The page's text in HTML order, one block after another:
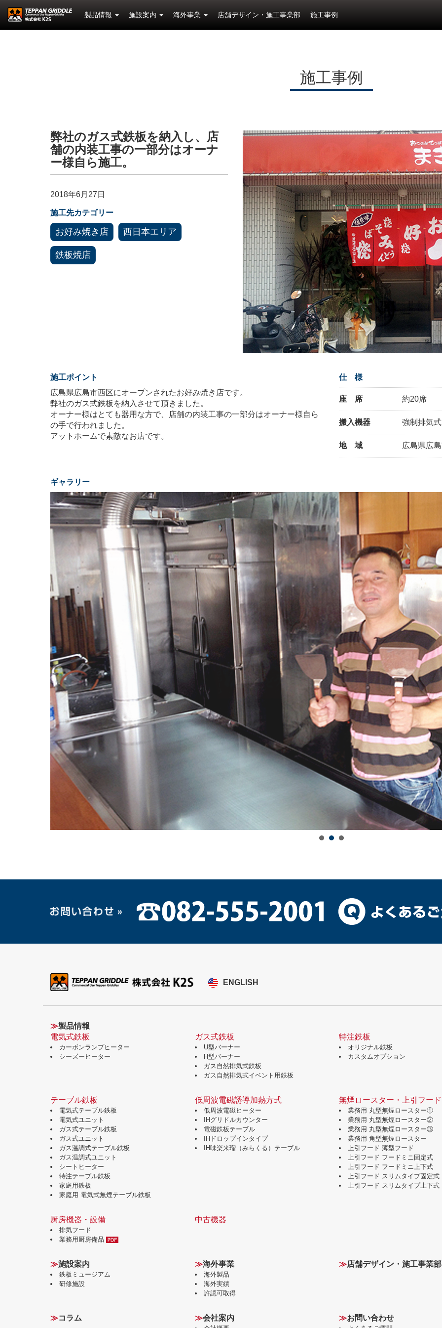
製品情報 施設案内 海外事業 店舗デザイン・施工事業部 施工事例
施工事例
弊社のガス式鉄板を納入し、店
舗の内装工事の一部分はオーナ
ー様自ら施工。
2018年6月27日
施工先カテゴリー
お好み焼き店 西日本エリア
鉄板焼店
施工ポイント
広島県広島市西区にオープンされたお好み焼き店です。
弊社のガス式鉄板を納入させて頂きました。
オーナー様はとても器用な方で、店舗の内装工事の一部分はオーナー様自ら
の手で行われました。
アットホームで素敵なお店です。
仕 様
座 席 約20席
搬入機器 強制排気
地 域 広島県広
ギャラリー
ENGLISH
≫製品情報
電気式鉄板
カーボンランプヒーター
シーズーヒーター
ガス式鉄板
U型バーナー
H型バーナー
ガス自然排気式鉄板
ガス自然排気式イベント用鉄板
特注鉄板
オリジナル鉄板
カスタムオプション
テーブル鉄板
電気式テーブル鉄板
電気式ユニット
ガス式テーブル鉄板
ガス式ユニット
ガス温調式テーブル鉄板
ガス温調式ユニット
シートヒーター
特注テーブル鉄板
家庭用鉄板
家庭用 電気式無煙テーブル鉄板
低周波電磁誘導加熱方式
低周波電磁ヒーター
IHグリドルカウンター
電磁鉄板テーブル
IHドロップインタイプ
IH味楽来瑠（みらくる）テーブル
無煙ロースター・上引フード
業務用 丸型無煙ロースター①
業務用 丸型無煙ロースター②
業務用 丸型無煙ロースター③
業務用 角型無煙ロースター
上引フード 薄型フード
上引フード フードミニ固定式
上引フード フードミニ上下式
上引フード スリムタイプ固定式
上引フード スリムタイプ上下式
厨房機器・設備
排気フード
業務用厨房備品
中古機器
≫施設案内
鉄板ミュージアム
研修施設
≫海外事業
海外製品
海外実績
許認可取得
≫店舗デザイン・施工事業部
≫コラム ≫会社案内 ≫お問い合わせ